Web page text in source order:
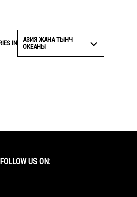
IN
АЗИЯ ЖАНА ТЫНЧ
ОКЕАНЫ
FOLLOW US ON: